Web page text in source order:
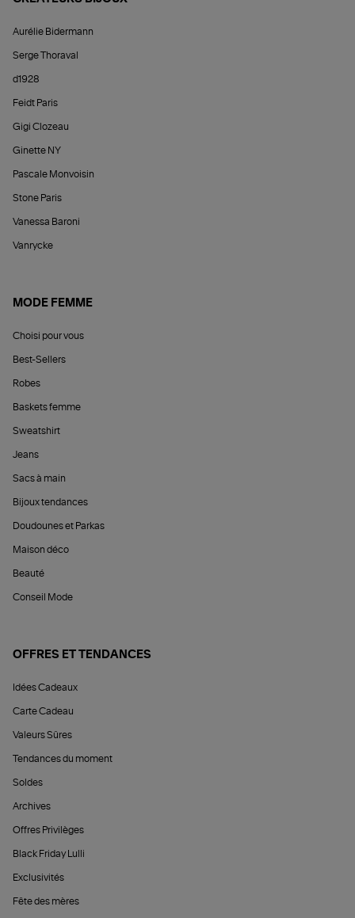
Aurélie Bidermann
Serge Thoraval
d1928
Feidt Paris
Gigi Clozeau
Ginette NY
Pascale Monvoisin
Stone Paris
Vanessa Baroni
Vanrycke
MODE FEMME
Choisi pour vous
Best-Sellers
Robes
Baskets femme
Sweatshirt
Jeans
Sacs à main
Bijoux tendances
Doudounes et Parkas
Maison déco
Beauté
Conseil Mode
OFFRES ET TENDANCES
Idées Cadeaux
Carte Cadeau
Valeurs Sûres
Tendances du moment
Soldes
Archives
Offres Privilèges
Black Friday Lulli
Exclusivités
Fête des mères